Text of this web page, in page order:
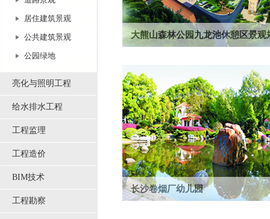
居住建筑景观
公共建筑景观
公园绿地
亮化与照明工程
给水排水工程
工程监理
工程造价
BIM技术
工程勘察
大熊山森林公园九龙池休憩区景观
长沙卷烟厂幼儿园